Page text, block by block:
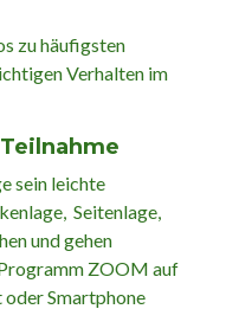
zu häufigsten
Verhalten im
sein leichte
Seitenlage,
und gehen
ZOOM auf
oder Smartphone